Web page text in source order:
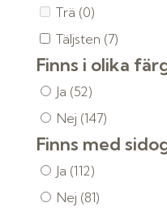
Trä (0)
Täljsten (7)
Finns i olika
Ja (52)
Nej (147)
Finns med
Ja (112)
Nej (81)